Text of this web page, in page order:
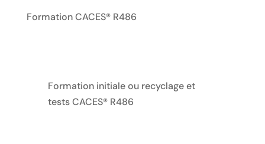
Formation CACES® R486
Formation initiale ou recyclage et
tests CACES® R486